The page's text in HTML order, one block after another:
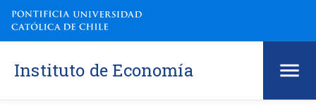
Instituto de Economía